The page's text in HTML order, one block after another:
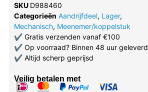
SKU D988460
Categorieën Aandrijfdeel, Lager,
Mechanisch, Meenemer/koppelstuk
✔Gratis verzenden vanaf €100
✔Op voorraad? Binnen 48 uur geleverd
✔Altijd scherp geprijsd
Veilig betalen met